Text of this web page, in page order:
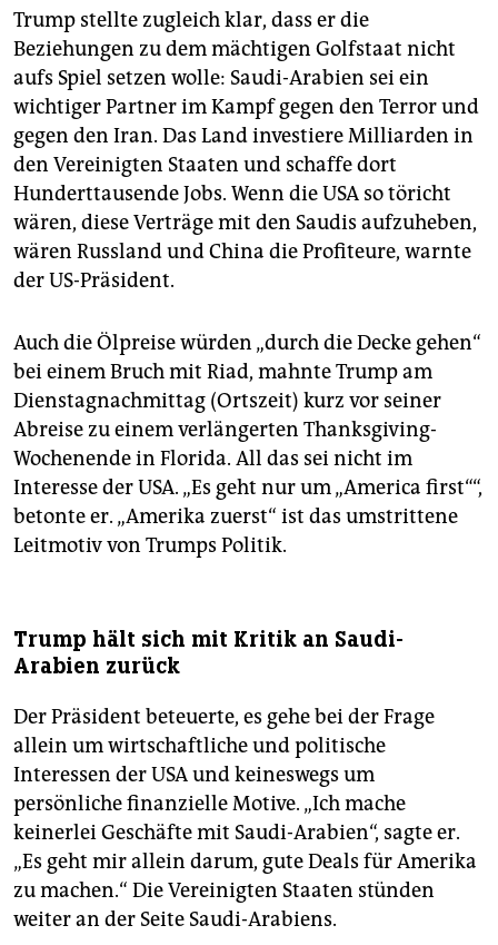
Trump stellte zugleich klar, dass er die
Beziehungen zu dem mächtigen Golfstaat nicht
aufs Spiel setzen wolle: Saudi-Arabien sei ein
wichtiger Partner im Kampf gegen den Terror und
gegen den Iran. Das Land investiere Milliarden in
den Vereinigten Staaten und schaffe dort
Hunderttausende Jobs. Wenn die USA so töricht
wären, diese Verträge mit den Saudis aufzuheben,
wären Russland und China die Profiteure, warnte
der US-Präsident.
Auch die Ölpreise würden „durch die Decke gehen“
bei einem Bruch mit Riad, mahnte Trump am
Dienstagnachmittag (Ortszeit) kurz vor seiner
Abreise zu einem verlängerten Thanksgiving-
Wochenende in Florida. All das sei nicht im
Interesse der USA. „Es geht nur um „America first““,
betonte er. „Amerika zuerst“ ist das umstrittene
Leitmotiv von Trumps Politik.
Trump hält sich mit Kritik an Saudi-
Arabien zurück
Der Präsident beteuerte, es gehe bei der Frage
allein um wirtschaftliche und politische
Interessen der USA und keineswegs um
persönliche finanzielle Motive. „Ich mache
keinerlei Geschäfte mit Saudi-Arabien“, sagte er.
„Es geht mir allein darum, gute Deals für Amerika
zu machen.“ Die Vereinigten Staaten stünden
weiter an der Seite Saudi-Arabiens.